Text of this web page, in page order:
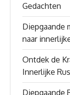
Gedachten
Diepgaande
naar
Ontdek de
Innerlijke
Diepgaande